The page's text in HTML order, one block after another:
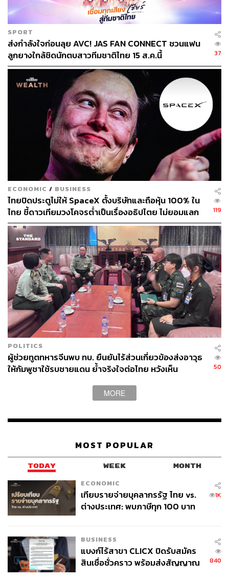
SPORT
ส่งกำลังใจก่อนลุย AVC! JAS FAN CONNECT ชวนแฟน
ลูกยางใกล้ชิดนักตบสาวทีมชาติไทย 15 ส.ค.นี้
37
ECONOMIC / BUSINESS
ไทยปิดประตูไม่ให้ SpaceX ตั้งบริษัทและถือหุ้น 100% ใน
ไทย ชี้ดาวเทียมวงโคจรต่ำเป็นเรื่องอธิปไตย ไม่ยอมแลก
ในโต๊ะเจรจาการค้า
119
POLITICS
ผู้ช่วยทูตทหารจีนพบ ทบ. ยืนยันไร้ส่วนเกี่ยวข้องส่งอาวุธ
ให้กัมพูชาใช้รบชายแดน ย้ำจริงใจต่อไทย หวังเห็น
50
MORE
MOST POPULAR
TODAY WEEK MONTH
ECONOMIC
เทียบรายจ่ายบุคลากรรัฐ ไทย vs.
ต่างประเทศ: พบภาษีทุก 100 บาท
1K
BUSINESS
แบงก์ไร้สาขา CLICX ปิดรับสมัคร
สินเชื่อชั่วคราว พร้อมส่งสัญญาณ
840